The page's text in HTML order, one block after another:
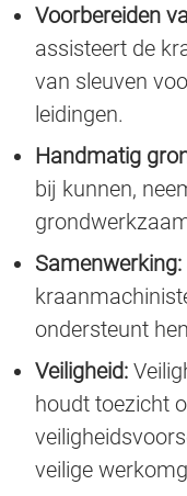
Voorbereiden
assisteert de
van sleuven
leidingen.
Handmatig
bij kunnen,
Samenwerking:
ondersteunt
Veiligheid:
houdt toezicht
veilige